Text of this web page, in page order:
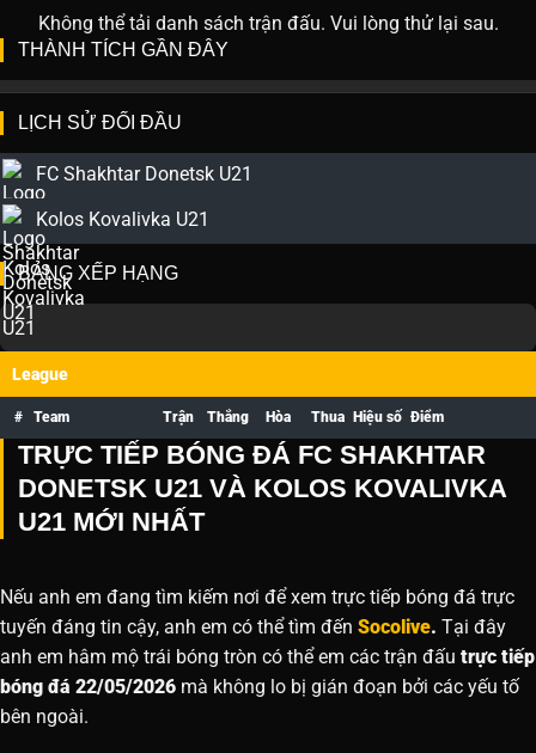
Không thể tải danh sách trận đấu. Vui lòng thử lại sau.
THÀNH TÍCH GẦN ĐÂY
LỊCH SỬ ĐỐI ĐẦU
FC Shakhtar Donetsk U21
Kolos Kovalivka U21
BẢNG XẾP HẠNG
League
# Team Trận Thắng Hòa Thua Hiệu số Điểm
TRỰC TIẾP BÓNG ĐÁ FC SHAKHTAR
DONETSK U21 VÀ KOLOS KOVALIVKA
U21 MỚI NHẤT
Nếu anh em đang tìm kiếm nơi để xem trực tiếp bóng đá trực
tuyến đáng tin cậy, anh em có thể tìm đến Socolive. Tại đây
anh em hâm mộ trái bóng tròn có thể em các trận đấu trực tiếp
bóng đá 22/05/2026 mà không lo bị gián đoạn bởi các yếu tố
bên ngoài.